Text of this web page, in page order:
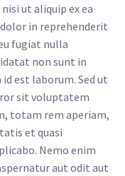
ut aliquip ex ea
in reprehenderit
fugiat nulla
non sunt in
est laborum. Sed ut
sit voluptatem
totam rem aperiam,
et quasi
Nemo enim
aut odit aut